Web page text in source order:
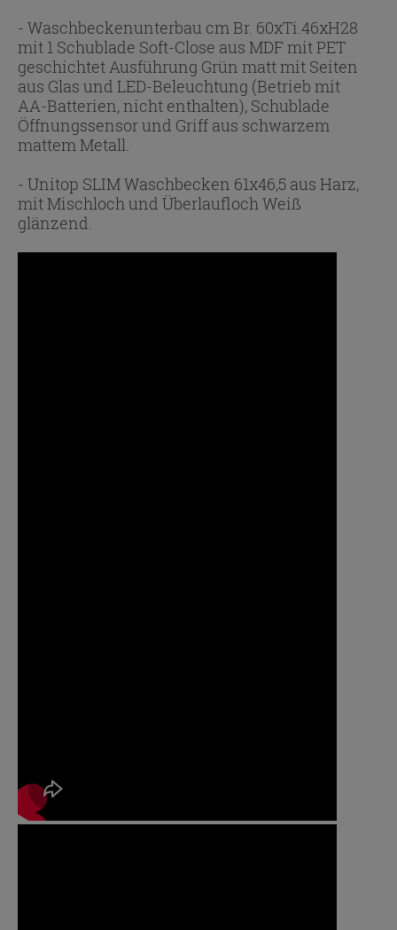
- Waschbeckenunterbau cm Br. 60xTi.46xH28
mit 1 Schublade Soft-Close aus MDF mit PET
geschichtet Ausführung Grün matt mit Seiten
aus Glas und LED-Beleuchtung (Betrieb mit
AA-Batterien, nicht enthalten), Schublade
Öffnungssensor und Griff aus schwarzem
mattem Metall.
- Unitop SLIM Waschbecken 61x46,5 aus Harz,
mit Mischloch und Überlaufloch Weiß
glänzend.